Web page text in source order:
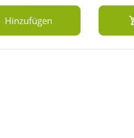
Hinzufügen